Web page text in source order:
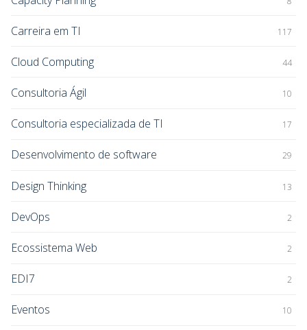
Carreira em TI 117
Cloud Computing 44
Consultoria Ágil 10
Consultoria especializada de TI 17
Desenvolvimento de software 29
Design Thinking 13
DevOps 2
Ecossistema Web 2
EDI7 2
Eventos 10